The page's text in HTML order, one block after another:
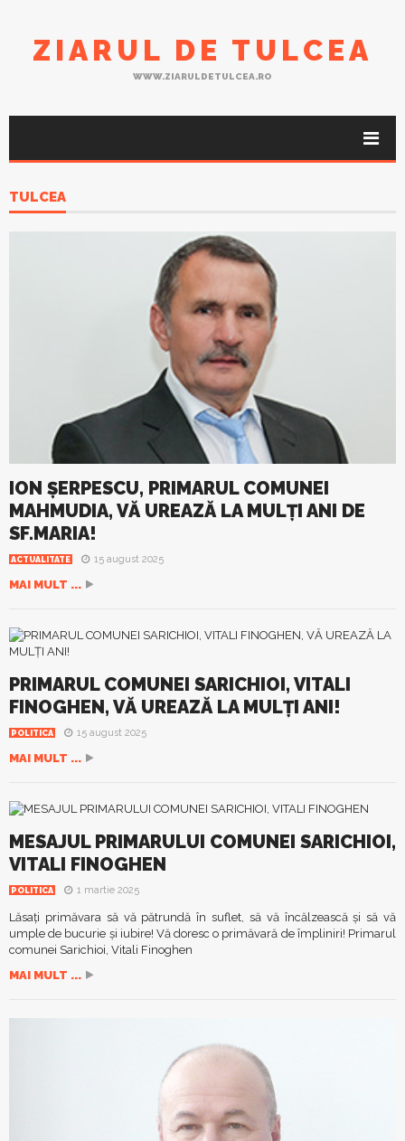
ZIARUL DE TULCEA
WWW.ZIARULDETULCEA.RO
TULCEA
ION ȘERPESCU, PRIMARUL COMUNEI
MAHMUDIA, VĂ UREAZĂ LA MULȚI ANI DE
SF.MARIA!
ACTUALITATE 15 august 2025
MAI MULT ...
PRIMARUL COMUNEI SARICHIOI, VITALI
FINOGHEN, VĂ UREAZĂ LA MULȚI ANI!
POLITICA 15 august 2025
MAI MULT ...
MESAJUL PRIMARULUI COMUNEI SARICHIOI,
VITALI FINOGHEN
POLITICA 1 martie 2025
Lăsaţi primăvara să vă pătrundă în suflet, să vă încălzească şi să vă
umple de bucurie şi iubire! Vă doresc o primăvară de împliniri! Primarul
comunei Sarichioi, Vitali Finoghen
MAI MULT ...